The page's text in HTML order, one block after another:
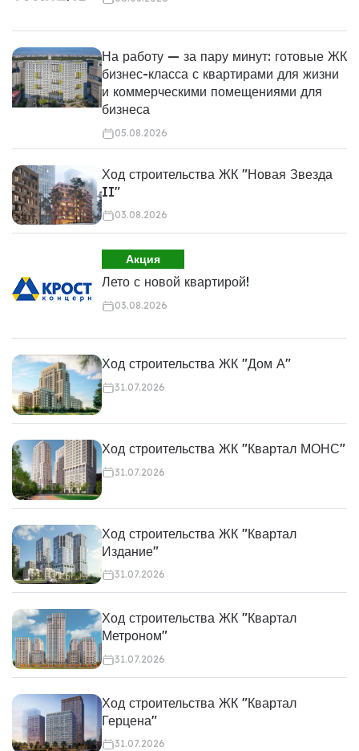
На работу — за пару минут: готовые ЖК
бизнес-класса с квартирами для жизни
и коммерческими помещениями для
бизнеса
05.08.2026
Ход строительства ЖК "Новая Звезда
II"
03.08.2026
Акция
Лето с новой квартирой!
03.08.2026
Ход строительства ЖК "Дом А"
31.07.2026
Ход строительства ЖК "Квартал МОНС"
31.07.2026
Ход строительства ЖК "Квартал
Издание"
31.07.2026
Ход строительства ЖК "Квартал
Метроном"
31.07.2026
Ход строительства ЖК "Квартал
Герцена"
31.07.2026